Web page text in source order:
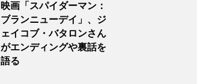
映画「スパイダーマン：
ブランニューデイ」、ジ
ェイコブ・バタロンさん
がエンディングや裏話を
語る